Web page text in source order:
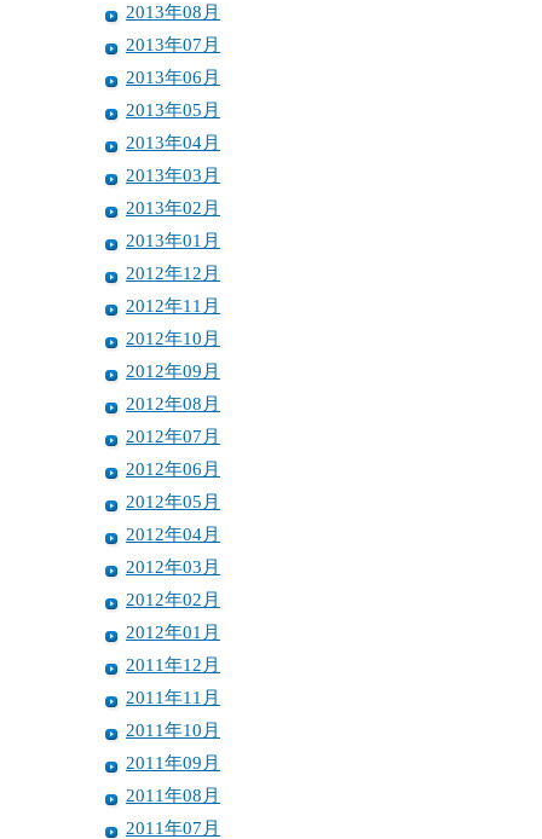
2013年08月
2013年07月
2013年06月
2013年05月
2013年04月
2013年03月
2013年02月
2013年01月
2012年12月
2012年11月
2012年10月
2012年09月
2012年08月
2012年07月
2012年06月
2012年05月
2012年04月
2012年03月
2012年02月
2012年01月
2011年12月
2011年11月
2011年10月
2011年09月
2011年08月
2011年07月